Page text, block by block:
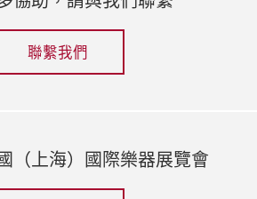
聯繫我們
（上海）國際樂器展覽會